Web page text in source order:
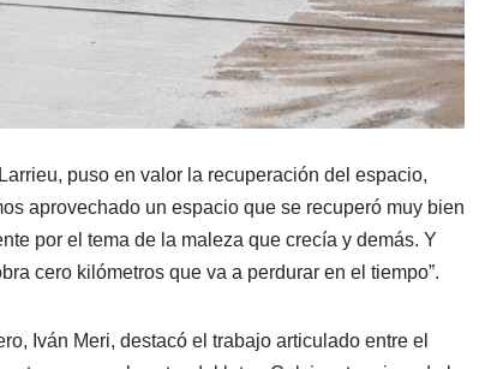
puso en valor la recuperación del espacio,
aprovechado un espacio que se recuperó muy bien
por el tema de la maleza que crecía y demás. Y
cero kilómetros que va a perdurar en el tiempo”.
Iván Meri, destacó el trabajo articulado entre el